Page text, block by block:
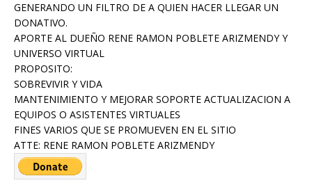
GENERANDO UN FILTRO DE A QUIEN HACER LLEGAR UN
DONATIVO.
APORTE AL DUEÑO RENE RAMON POBLETE ARIZMENDY Y
UNIVERSO VIRTUAL
PROPOSITO:
SOBREVIVIR Y VIDA
MANTENIMIENTO Y MEJORAR SOPORTE ACTUALIZACION A
EQUIPOS O ASISTENTES VIRTUALES
FINES VARIOS QUE SE PROMUEVEN EN EL SITIO
ATTE: RENE RAMON POBLETE ARIZMENDY